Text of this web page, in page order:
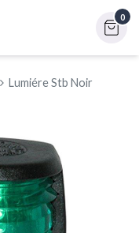
0
Lumiére Stb Noir